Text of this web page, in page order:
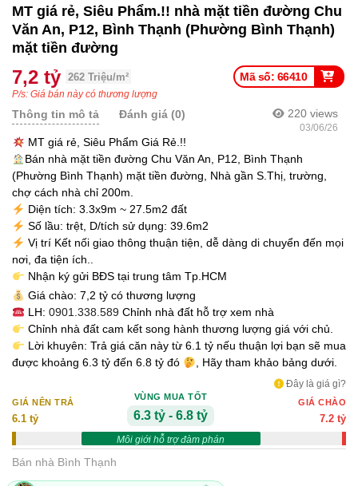
MT giá rẻ, Siêu Phẩm.!! nhà mặt tiền đường Chu
Văn An, P12, Bình Thạnh (Phường Bình Thạnh)
mặt tiền đường
Mã số: 66410
7,2 tỷ 262 Triệu/m²
P/s: Giá bán này có thương lượng
220 views
03/06/26
Thông tin mô tả Đánh giá (0)
MT giá rẻ, Siêu Phẩm Giá Rẻ.!!
Bán nhà mặt tiền đường Chu Văn An, P12, Bình Thạnh
(Phường Bình Thạnh) mặt tiền đường, Nhà gần S.Thị, trường,
chợ cách nhà chỉ 200m.
Diện tích: 3.3x9m ~ 27.5m2 đất
Số lầu: trệt, D/tích sử dụng: 39.6m2
Vị trí Kết nối giao thông thuận tiện, dễ dàng di chuyển đến mọi
nơi, đa tiện ích..
Nhận ký gửi BĐS tại trung tâm Tp.HCM
Giá chào: 7,2 tỷ có thương lượng
LH: 0901.338.589Chỉnh nhà đất hỗ trợ xem nhà
Chỉnh nhà đất cam kết song hành thương lượng giá với chủ.
Lời khuyên: Trả giá căn này từ 6.1 tỷ nếu thuận lợi bạn sẽ mua
được khoảng 6.3 tỷ đến 6.8 tỷ đó
, Hãy tham khảo bảng dưới.
Đây là giá gì?
GIÁ NÊN TRẢ
6.1 tỷ
VÙNG MUA TỐT
6.3 tỷ - 6.8 tỷ
Môi giới hỗ trợ đàm phán
GIÁ CHÀO
7.2 tỷ
Bán nhà Bình Thạnh